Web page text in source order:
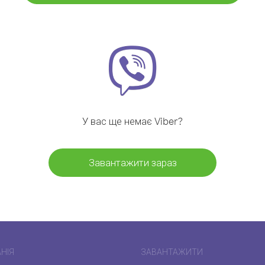
У вас ще немає Viber?
Завантажити зараз
ЗАВАНТАЖИТИ